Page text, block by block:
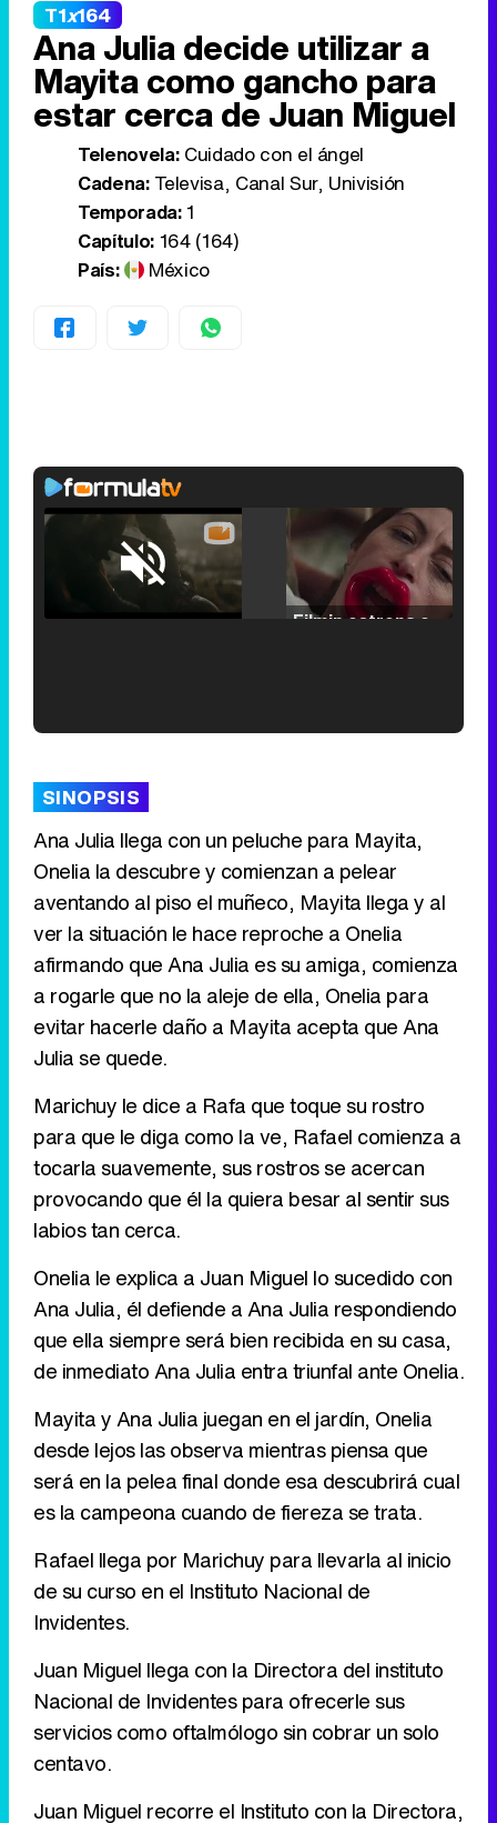
T1x164
Ana Julia decide utilizar a
Mayita como gancho para
estar cerca de Juan Miguel
Telenovela:Cuidado con el ángel
Cadena:Televisa, Canal Sur, Univisión
Temporada:1
Capítulo:164 (164)
País:
México
Unmute /
Loaded:
25.30%
Tráiler de la tercera temporada de 'The Walking Dead: Dead City' de AMC+
SINOPSIS
Ana Julia llega con un peluche para Mayita,
Onelia la descubre y comienzan a pelear
aventando al piso el muñeco, Mayita llega y al
ver la situación le hace reproche a Onelia
afirmando que Ana Julia es su amiga, comienza
a rogarle que no la aleje de ella, Onelia para
evitar hacerle daño a Mayita acepta que Ana
Julia se quede.
Marichuy le dice a Rafa que toque su rostro
para que le diga como la ve, Rafael comienza a
tocarla suavemente, sus rostros se acercan
provocando que él la quiera besar al sentir sus
labios tan cerca.
Onelia le explica a Juan Miguel lo sucedido con
Ana Julia, él defiende a Ana Julia respondiendo
que ella siempre será bien recibida en su casa,
de inmediato Ana Julia entra triunfal ante Onelia.
Mayita y Ana Julia juegan en el jardín, Onelia
desde lejos las observa mientras piensa que
será en la pelea final donde esa descubrirá cual
es la campeona cuando de fiereza se trata.
Rafael llega por Marichuy para llevarla al inicio
de su curso en el Instituto Nacional de
Invidentes.
Juan Miguel llega con la Directora del instituto
Nacional de Invidentes para ofrecerle sus
servicios como oftalmólogo sin cobrar un solo
centavo.
Juan Miguel recorre el Instituto con la Directora,